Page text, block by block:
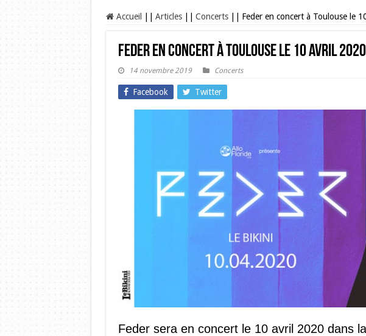
Accueil Articles Concerts Feder en concert à Toulouse le
Feder en concert à Toulouse le 10 avril 2020
14 novembre 2019 Concerts
Facebook Twitter
Feder sera en concert le 10 avril 2020 dans